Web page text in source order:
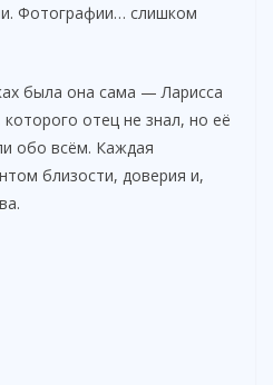
Фотографии… слишком
была она сама — Ларисса
отец не знал, но её
обо всём. Каждая
близости, доверия и,